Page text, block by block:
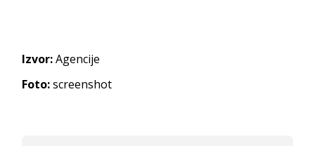
Izvor:Agencije
Foto:screenshot